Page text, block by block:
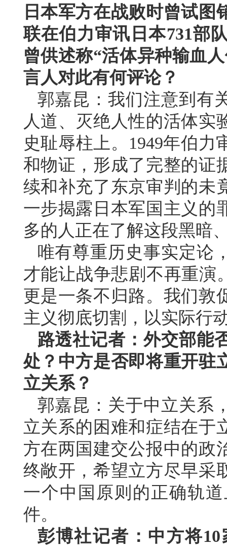
日本军方在战败时曾试图
联在伯力审讯日本731部
曾供述称“活体异种输血
言人对此有何评论？
郭嘉昆：我们注意到有
人道、灭绝人性的活体实
史耻辱柱上。1949年伯
和物证，形成了完整的证
续和补充了东京审判的未
一步揭露日本军国主义的
多的人正在了解这段黑暗
唯有尊重历史事实定论
才能让战争悲剧不再重演
更是一条不归路。我们敦
主义彻底切割，以实际行
路透社记者：外交部能
处？中方是否即将重开驻
立关系？
郭嘉昆：关于中立关系
立关系的困难和症结在于
方在两国建交公报中的政
终敞开，希望立方尽早采
一个中国原则的正确轨
件。
彭博社记者：中方将